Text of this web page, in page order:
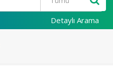
Detaylı Arama